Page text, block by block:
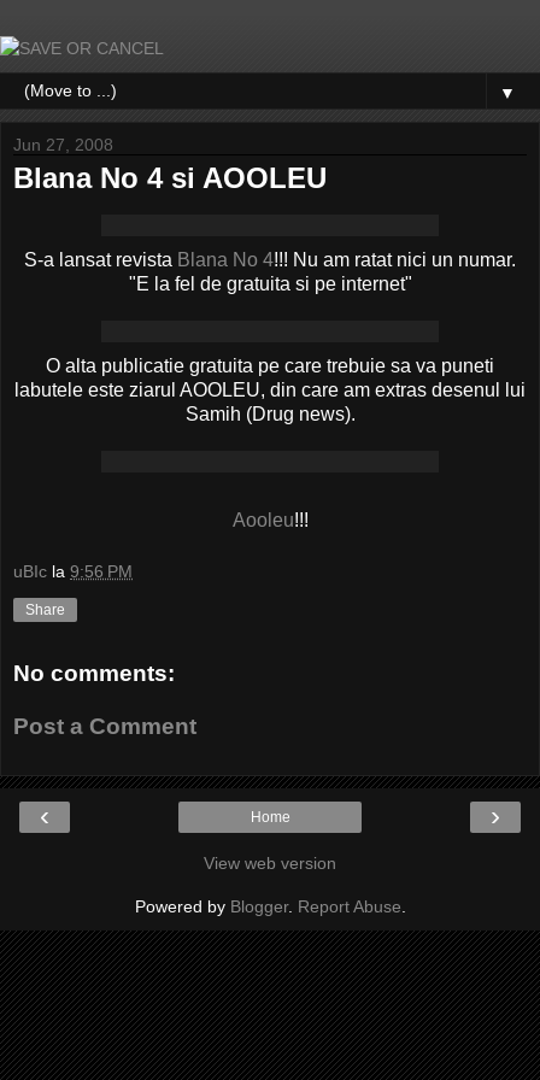
▼
Jun 27, 2008
Blana No 4 si AOOLEU
S-a lansat revista Blana No 4!!! Nu am ratat nici un numar.
"E la fel de gratuita si pe internet"
O alta publicatie gratuita pe care trebuie sa va puneti
labutele este ziarul AOOLEU, din care am extras desenul lui
Samih (Drug news).
Aooleu!!!
uBIc la 9:56 PM
Share
No comments:
Post a Comment
‹ ›
Home
View web version
Powered by Blogger. Report Abuse.